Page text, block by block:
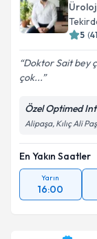
5 (41
Doktor Sait bey
çok...
Özel Optimed
Alipaşa, Kılıç Ali
En Yakın Saatler
Yarın
16:00